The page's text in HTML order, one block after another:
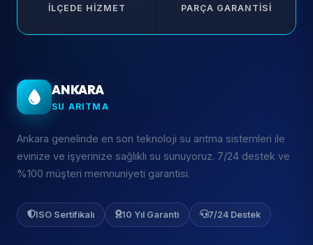
İLÇEDE HIZMET PARÇA GARANTISI
ANKARA
SU ARITMA
Ankara genelinde en son teknoloji su arıtma sistemleri ile
evinize ve işyerinize sağlıklı su sunuyoruz. 7/24 destek ve
%100 müşteri memnuniyeti garantisi.
ISO Sertifikalı 10 Yıl Garanti 7/24 Destek